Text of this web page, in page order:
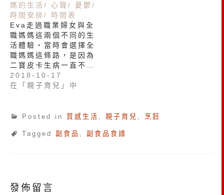
媽的生活/ 心聲/ 憂鬱/
時間安排/ 時間表
Eva走過職業婦女與全
職媽媽這兩個不同的生
活體驗，當時會選擇全
職媽媽這條路，是因為
二寶皮卡生病一直不…
2018-10-17
在「親子育兒」中
Posted in 質感生活 , 親子育兒 , 烹飪
Tagged 副食品 , 副食品食譜
發佈留言